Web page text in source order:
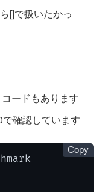
[]で扱いたかっ
ードもあります
確認しています
Copy